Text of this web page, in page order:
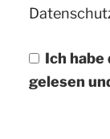
Ich habe
gelesen